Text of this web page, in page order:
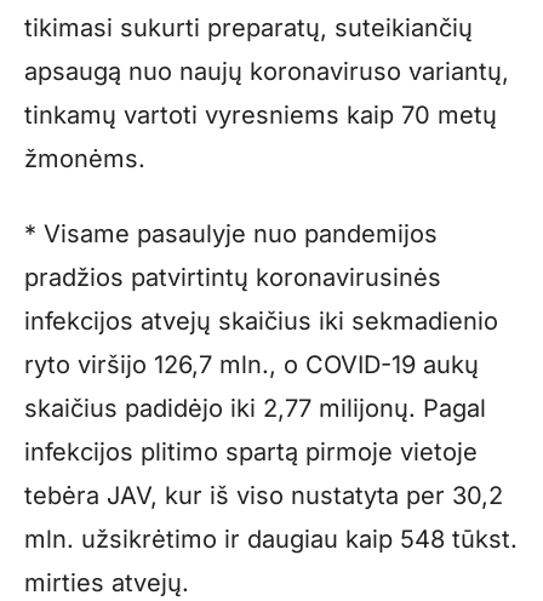
tikimasi sukurti preparatų, suteikiančių
apsaugą nuo naujų koronaviruso variantų,
tinkamų vartoti vyresniems kaip 70 metų
žmonėms.
* Visame pasaulyje nuo pandemijos
pradžios patvirtintų koronavirusinės
infekcijos atvejų skaičius iki sekmadienio
ryto viršijo 126,7 mln., o COVID-19 aukų
skaičius padidėjo iki 2,77 milijonų. Pagal
infekcijos plitimo spartą pirmoje vietoje
tebėra JAV, kur iš viso nustatyta per 30,2
mln. užsikrėtimo ir daugiau kaip 548 tūkst.
mirties atvejų.